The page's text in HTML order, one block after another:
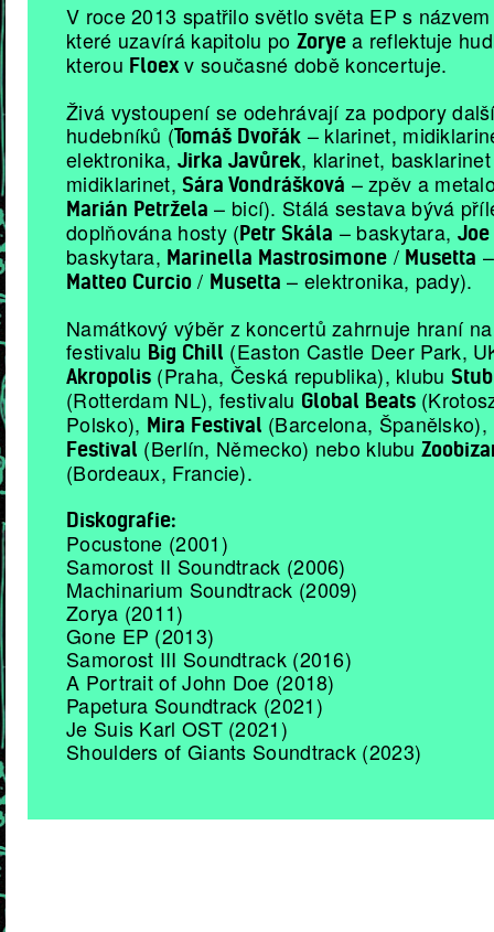
V roce 2013 spatřilo světlo světa EP s
které uzavírá kapitolu po Zoryea reflektuje
kterou Floex v současné době koncertuje.
Živá vystoupení se odehrávají za podpory
hudebníků (Tomáš Dvořák – klarinet,
elektronika, Jirka Javůrek, klarinet,
midiklarinet,Sára Vondrášková – zpěv a
Marián Petržela – bicí). Stálá sestava bývá
doplňována hosty (Petr Skála – baskytara, Joe
baskytara, Marinella Mastrosimone / Musetta
Matteo Curcio / Musetta – elektronika, pady).
Namátkový výběr z koncertů zahrnuje hraní
festivalu Big Chill (Easton Castle Deer Park,
Akropolis (Praha, Česká republika), klubu
(Rotterdam NL), festivalu Global Beats
Polsko), Mira Festival (Barcelona, Španělsko),
Festival (Berlín, Německo) nebo klubu
(Bordeaux, Francie).
Diskografie:
Pocustone (2001)
Samorost II Soundtrack (2006)
Machinarium Soundtrack (2009)
Zorya (2011)
Gone EP (2013)
Samorost III Soundtrack (2016)
A Portrait of John Doe (2018)
Papetura Soundtrack (2021)
Je Suis Karl OST (2021)
Shoulders of Giants Soundtrack (2023)